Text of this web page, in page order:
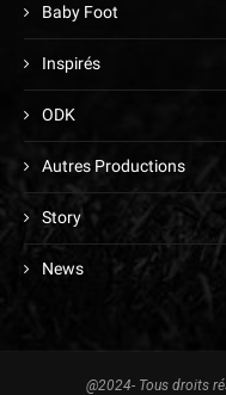
Baby Foot
Inspirés
ODK
Autres Productions
Story
News
@2024- Tous droits